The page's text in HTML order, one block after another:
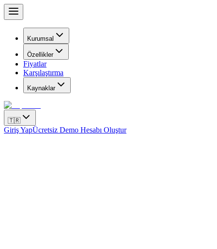
Kurumsal
Özellikler
Fiyatlar
Karşılaştırma
Kaynaklar
🇹🇷
Giriş YapÜcretsiz Demo Hesabı Oluştur